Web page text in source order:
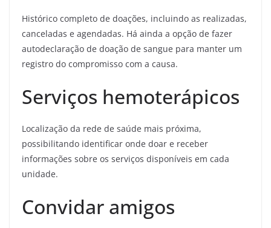
Histórico completo de doações, incluindo as realizadas,
canceladas e agendadas. Há ainda a opção de fazer
autodeclaração de doação de sangue para manter um
registro do compromisso com a causa.
Serviços hemoterápicos
Localização da rede de saúde mais próxima,
possibilitando identificar onde doar e receber
informações sobre os serviços disponíveis em cada
unidade.
Convidar amigos